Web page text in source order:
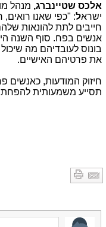
אלכס שטיינברג, מנהל
ישראל: "כפי שאנו
חייבים לתת להונאות
אנשים בפח. סוף השנה
בונוס לעובדיהם מה
את פרטיהם האישיים.
חיזוק המודעות, כאנשים
תסייע משמעותית